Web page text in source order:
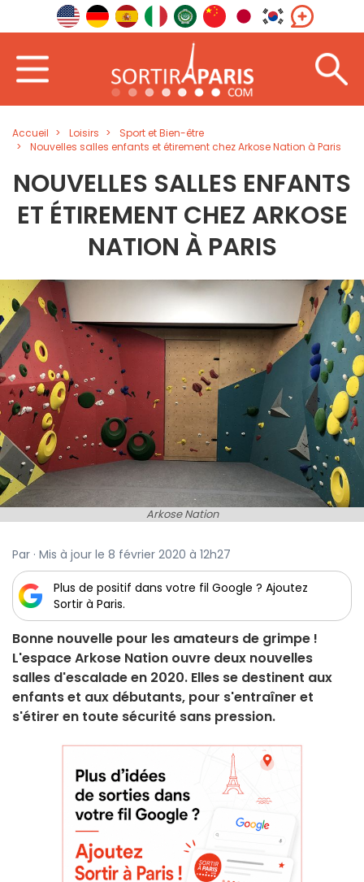
Accueil Loisirs
Sport et Bien-être
Nouvelles salles enfants et étirement chez Arkose Nation à Paris
NOUVELLES SALLES ENFANTS
ET ÉTIREMENT CHEZ ARKOSE
NATION À PARIS
Arkose Nation
Par · Mis à jour le 8 février 2020 à 12h27
Plus de positif dans votre fil Google ? Ajoutez
Sortir à Paris.
Bonne nouvelle pour les amateurs de grimpe !
L'espace Arkose Nation ouvre deux nouvelles
salles d'escalade en 2020. Elles se destinent aux
enfants et aux débutants, pour s'entraîner et
s'étirer en toute sécurité sans pression.